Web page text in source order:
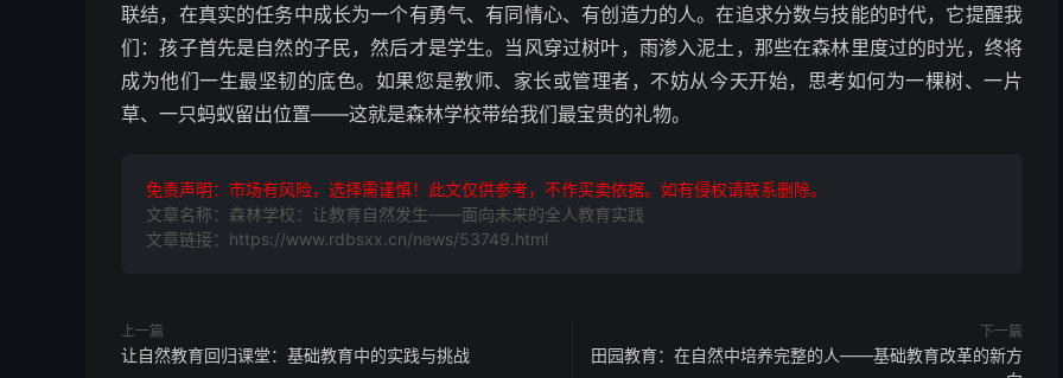
联结，在真实的任务中成长为一个有勇气、有同情心、有创造力的人。在追求分数与技能的时代，它提醒我
们：孩子首先是自然的子民，然后才是学生。当风穿过树叶，雨渗入泥土，那些在森林里度过的时光，终将
成为他们一生最坚韧的底色。如果您是教师、家长或管理者，不妨从今天开始，思考如何为一棵树、一片
草、一只蚂蚁留出位置——这就是森林学校带给我们最宝贵的礼物。
免责声明：市场有风险，选择需谨慎！此文仅供参考，不作买卖依据。如有侵权请联系删除。
文章名称：森林学校：让教育自然发生——面向未来的全人教育实践
文章链接：https://www.rdbsxx.cn/news/53749.html
上一篇
让自然教育回归课堂：基础教育中的实践与挑战
下一篇
田园教育：在自然中培养完整的人——基础教育改革的新方